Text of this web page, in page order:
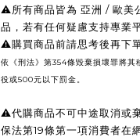
⚠️所有商品皆為 亞洲 / 歐美
品，若有任何疑慮支持專業
⚠️購買商品前請思考後再下
依《刑法》第354條毀棄損壞罪將
役或500元以下罰金。
⚠️代購商品不可中途取消或
保法第19條第一項消費者在